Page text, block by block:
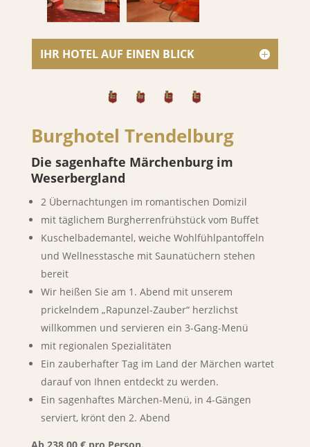
IHR HOTEL AUF EINEN BLICK
Burghotel Trendelburg
Die sagenhafte Märchenburg im
Weserbergland
2 Übernachtungen im romantischen Domizil
mit täglichem Burgherrenfrühstück vom Buffet
Kuschelbademantel, weiche Wohlfühlpantoffeln
und Wellnesstasche mit Saunatüchern stehen
bereit
Wir heißen Sie am 1. Abend mit unserem
prickelndem „Rapunzel-Zauber“ herzlichst
willkommen und servieren ein 3-Gang-Menü
mit regionalen Spezialitäten
Ein zauberhafter Tag im Land der Märchen wartet
darauf von Ihnen entdeckt zu werden.
Ein sagenhaftes Märchen-Menü, in 4-Gängen
serviert, krönt den 2. Abend
Ab 238,00 € pro Person.